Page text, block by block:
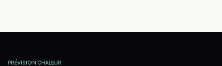
PRÉVISION CHALEUR